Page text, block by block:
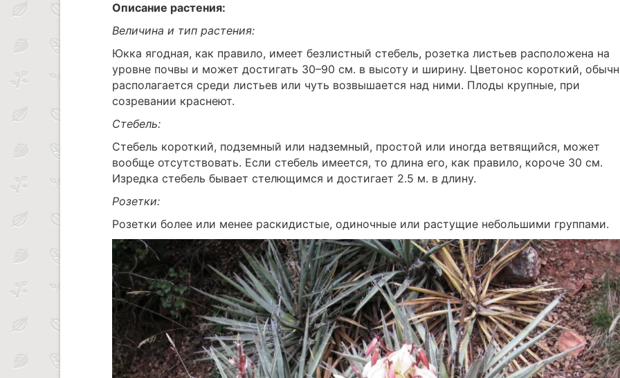
Описание растения:
Величина и тип растения:
Юкка ягодная, как правило, имеет безлистный стебель, розетка листьев расположена на
уровне почвы и может достигать 30–90 см. в высоту и ширину. Цветонос короткий,
располагается среди листьев или чуть возвышается над ними. Плоды крупные, при
созревании краснеют.
Стебель:
Стебель короткий, подземный или надземный, простой или иногда ветвящийся, может
вообще отсутствовать. Если стебель имеется, то длина его, как правило, короче 30 см.
Изредка стебель бывает стелющимся и достигает 2.5 м. в длину.
Розетки:
Розетки более или менее раскидистые, одиночные или растущие небольшими группами.